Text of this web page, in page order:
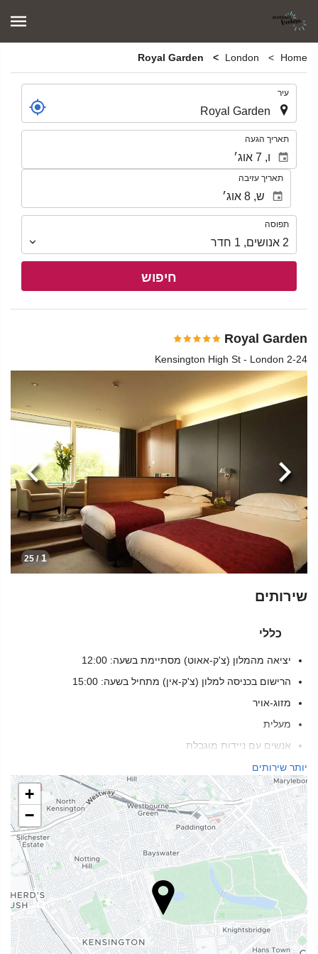
Home
London
עיר
תאריך הגעה
תאריך עזיבה
תפוסה
תפוסה
2 אנושים,
1 חדר
חיפוש
Royal Garden
2-24 Kensington High St - London
1
/ 25
הקודמת הבא
שירותים
כללי
יציאה מהמלון (צ'ק-אאוט) מסתיימת בשעה: 12:00
הרישום בכניסה למלון (צ'ק-אין) מתחיל בשעה: 15:00
מזוג-אויר
מעלית
אנשים עם ניידות מוגבלת
חדרים ללא לעשן
אין כניסה לחיות מחמד
בריאות
ספא
סאונה
ספר
מכון כושר
יותר שירותים
+
−